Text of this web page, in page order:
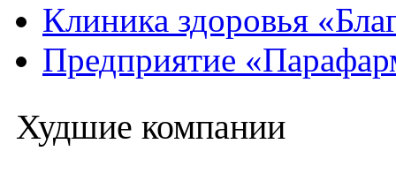
Клиника здоровья
Предприятие
Худшие компании